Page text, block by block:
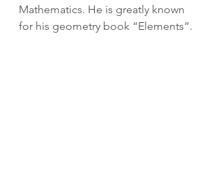
Mathematics. He is greatly known
for his geometry book “Elements”.